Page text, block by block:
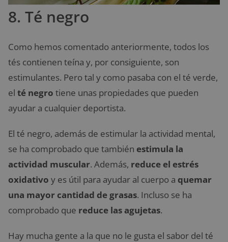
8. Té negro
Como hemos comentado anteriormente, todos los
tés contienen teína y, por consiguiente, son
estimulantes. Pero tal y como pasaba con el té verde,
el té negro tiene unas propiedades que pueden
ayudar a cualquier deportista.
El té negro, además de estimular la actividad mental,
se ha comprobado que también estimula la
actividad muscular. Además, reduce el estrés
oxidativo y es útil para ayudar al cuerpo a quemar
una mayor cantidad de grasas. Incluso se ha
comprobado que reduce las agujetas.
Hay mucha gente a la que no le gusta el sabor del té